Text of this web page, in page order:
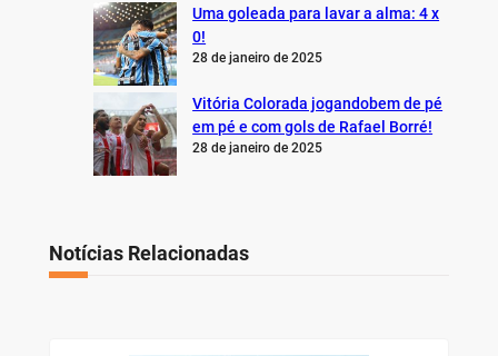
Uma goleada para lavar a alma: 4 x
0!
28 de janeiro de 2025
Vitória Colorada jogandobem de pé
em pé e com gols de Rafael Borré!
28 de janeiro de 2025
Notícias Relacionadas